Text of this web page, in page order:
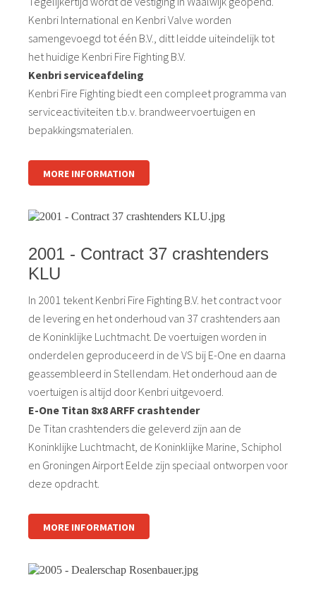
Kenbri International en Kenbri Valve worden
samengevoegd tot één B.V., ditt leidde uiteindelijk tot
het huidige Kenbri Fire Fighting B.V.
Kenbri serviceafdeling
Kenbri Fire Fighting biedt een compleet programma van
serviceactiviteiten t.b.v. brandweervoertuigen en
bepakkingsmaterialen.
MORE INFORMATION
2001 - Contract 37 crashtenders
KLU
In 2001 tekent Kenbri Fire Fighting B.V. het contract voor
de levering en het onderhoud van 37 crashtenders aan
de Koninklijke Luchtmacht. De voertuigen worden in
onderdelen geproduceerd in de VS bij E-One en daarna
geassembleerd in Stellendam. Het onderhoud aan de
voertuigen is altijd door Kenbri uitgevoerd.
E-One Titan 8x8 ARFF crashtender
De Titan crashtenders die geleverd zijn aan de
Koninklijke Luchtmacht, de Koninklijke Marine, Schiphol
en Groningen Airport Eelde zijn speciaal ontworpen voor
deze opdracht.
MORE INFORMATION